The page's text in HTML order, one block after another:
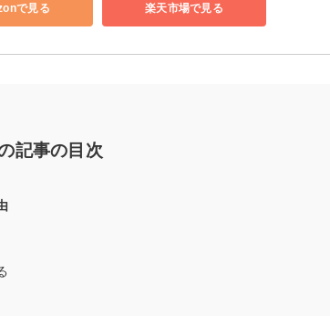
で見る 楽天市場で見る
記事の目次